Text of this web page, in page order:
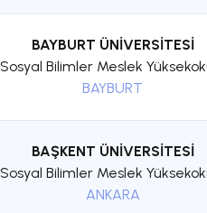
BAYBURT ÜNİVERSİTESİ
Sosyal Bilimler Meslek
BAYBURT
BAŞKENT ÜNİVERSİTESİ
Sosyal Bilimler Meslek
ANKARA